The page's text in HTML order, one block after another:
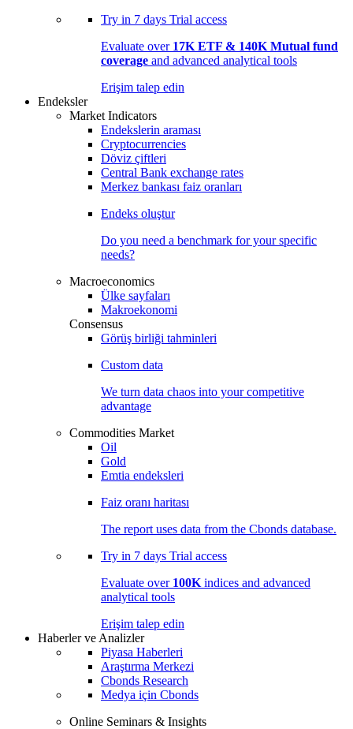
Try in 7 days Trial access
Evaluate over 17K ETF & 140K Mutual fund
coverage and advanced analytical tools
Erişim talep edin
Endeksler
Market Indicators
Endekslerin araması
Cryptocurrencies
Döviz çiftleri
Central Bank exchange rates
Merkez bankası faiz oranları
Endeks oluştur
Do you need a benchmark for your specific
needs?
Macroeconomics
Ülke sayfaları
Makroekonomi
Consensus
Görüş birliği tahminleri
Custom data
We turn data chaos into your competitive
advantage
Commodities Market
Oil
Gold
Emtia endeksleri
Faiz oranı haritası
The report uses data from the Cbonds database.
Try in 7 days Trial access
Evaluate over 100K indices and advanced
analytical tools
Erişim talep edin
Haberler ve Analizler
Piyasa Haberleri
Araştırma Merkezi
Cbonds Research
Medya için Cbonds
Online Seminars & Insights